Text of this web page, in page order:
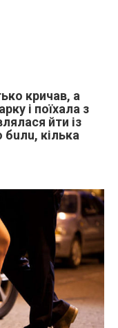
кричав, а
і поїхала з
йти із
кілька